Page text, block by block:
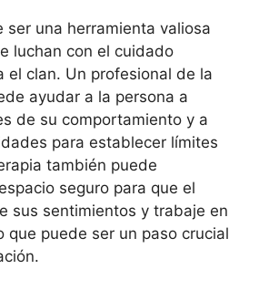
ser una herramienta valiosa
luchan con el cuidado
el clan. Un profesional de la
ayudar a la persona a
de su comportamiento y a
para establecer límites
también puede
seguro para que el
sus sentimientos y trabaje en
que puede ser un paso crucial